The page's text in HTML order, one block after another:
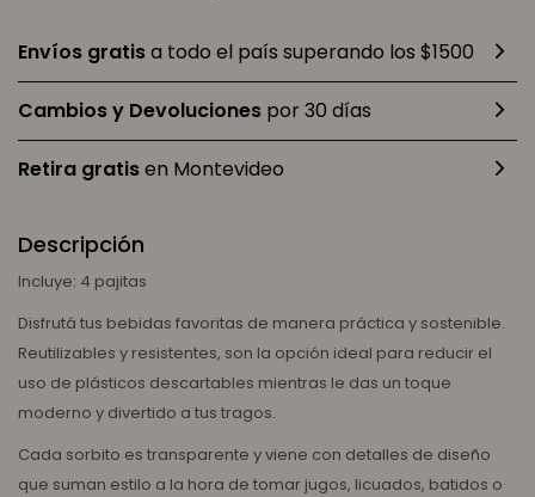
Envíos gratisa todo el país superando los $1500
Cambios y Devoluciones por 30 días
Retira gratisen Montevideo
Descripción
Incluye: 4 pajitas
Disfrutá tus bebidas favoritas de manera práctica y sostenible.
Reutilizables y resistentes, son la opción ideal para reducir el
uso de plásticos descartables mientras le das un toque
moderno y divertido a tus tragos.
Cada sorbito es transparente y viene con detalles de diseño
que suman estilo a la hora de tomar jugos, licuados, batidos o